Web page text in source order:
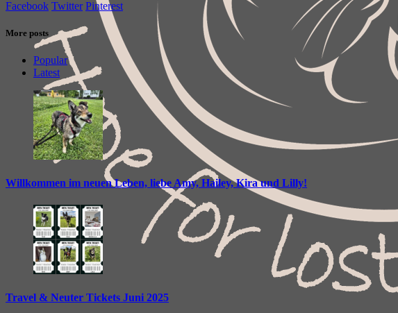
Facebook Twitter Pinterest
More posts
Popular
Latest
Willkommen im neuen Leben, liebe Amy, Hailey, Kira und Lilly!
Travel & Neuter Tickets Juni 2025